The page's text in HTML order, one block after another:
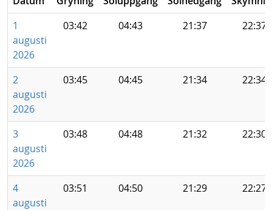
1
augusti
2026
03:42 04:43 21:37 22:37
2
augusti
2026
03:45 04:45 21:34 22:34
3
augusti
2026
03:48 04:48 21:32 22:30
4
augusti
03:51 04:50 21:29 22:27